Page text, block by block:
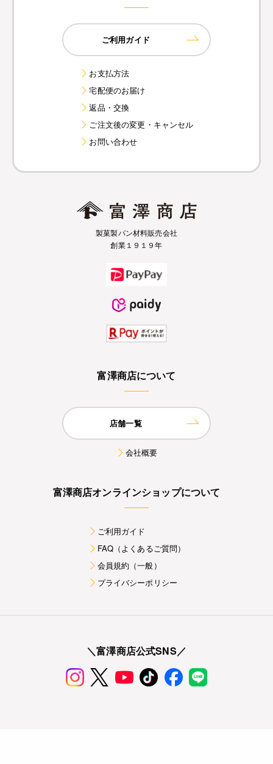
ご利用ガイド
お支払方法
宅配便のお届け
返品・交換
ご注文後の変更・キャンセル
お問い合わせ
製菓製パン材料販売会社
創業１９１９年
富澤商店について
店舗一覧
会社概要
富澤商店オンラインショップについて
ご利用ガイド
FAQ（よくあるご質問）
会員規約（一般）
プライバシーポリシー
＼富澤商店公式SNS／